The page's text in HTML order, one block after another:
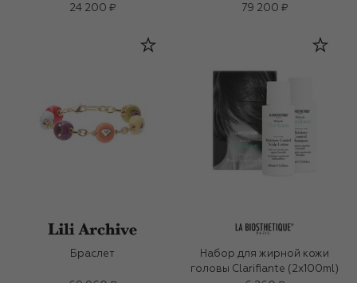
24 200 ₽
79 200 ₽
Браслет
Набор для жирной кожи
головы Clarifiante (2x100ml)